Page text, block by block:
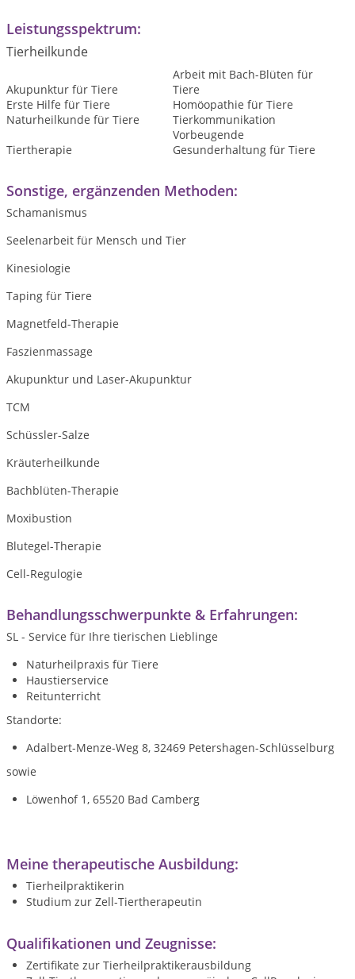
Leistungsspektrum:
Tierheilkunde
Akupunktur für Tiere
Arbeit mit Bach-Blüten für
Tiere
Erste Hilfe für Tiere
Homöopathie für Tiere
Naturheilkunde für Tiere
Tierkommunikation
Tiertherapie
Vorbeugende
Gesunderhaltung für Tiere
Sonstige, ergänzenden Methoden:
Schamanismus
Seelenarbeit für Mensch und Tier
Kinesiologie
Taping für Tiere
Magnetfeld-Therapie
Faszienmassage
Akupunktur und Laser-Akupunktur
TCM
Schüssler-Salze
Kräuterheilkunde
Bachblüten-Therapie
Moxibustion
Blutegel-Therapie
Cell-Regulogie
Behandlungsschwerpunkte & Erfahrungen:
SL - Service für Ihre tierischen Lieblinge
Naturheilpraxis für Tiere
Haustierservice
Reitunterricht
Standorte:
Adalbert-Menze-Weg 8, 32469 Petershagen-Schlüsselburg
sowie
Löwenhof 1, 65520 Bad Camberg
Meine therapeutische Ausbildung:
Tierheilpraktikerin
Studium zur Zell-Tiertherapeutin
Qualifikationen und Zeugnisse:
Zertifikate zur Tierheilpraktikerausbildung